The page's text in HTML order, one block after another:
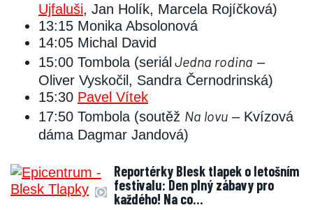
Ujfaluši, Jan Holík, Marcela Rojíčková)
13:15 Monika Absolonová
14:05 Michal David
15:00 Tombola (seriál Jedna rodina –
Oliver Vyskočil, Sandra Černodrinská)
15:30 Pavel Vítek
17:50 Tombola (soutěž Na lovu – Kvízová
dáma Dagmar Jandová)
Reportérky Blesk tlapek o letošním
festivalu: Den plný zábavy pro
každého! Na co…